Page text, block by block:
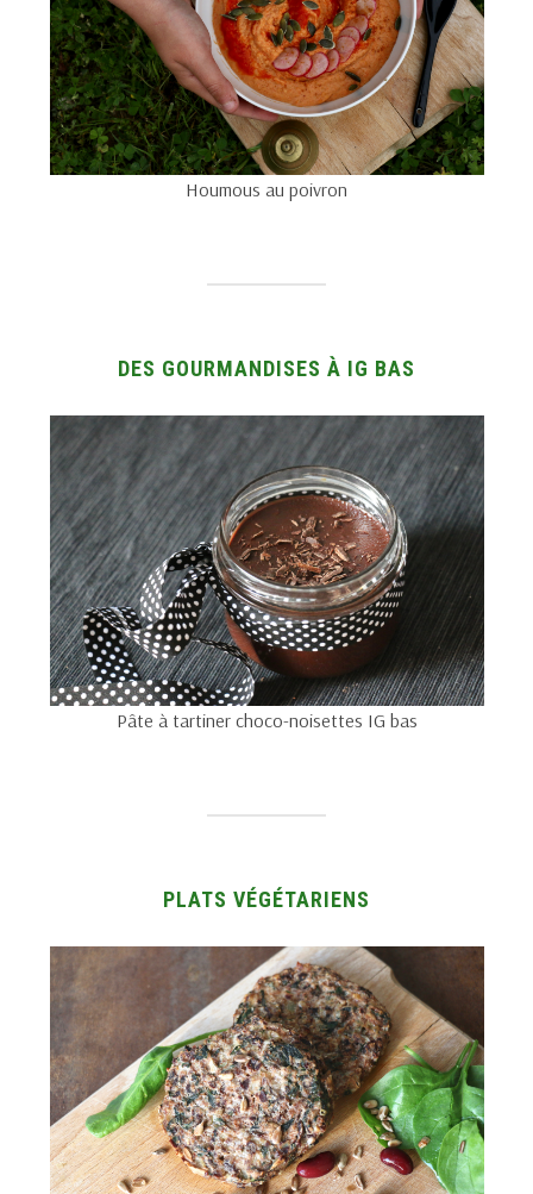
Houmous au poivron
DES GOURMANDISES À IG BAS
Pâte à tartiner choco-noisettes IG bas
PLATS VÉGÉTARIENS